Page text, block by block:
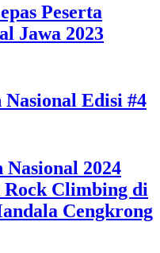
Peserta
Jawa 2023
Edisi #4
2024
Rock Climbing di
Cengkrong